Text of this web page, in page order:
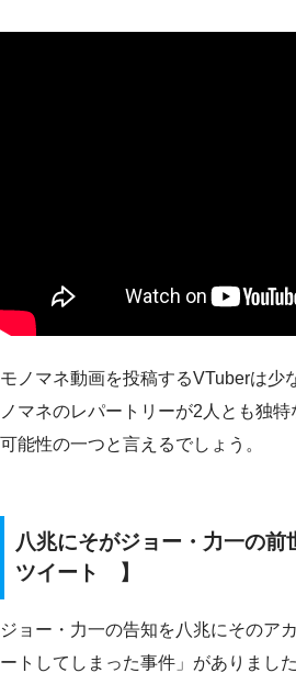
モノマネ動画を投稿するVTuberは少
ノマネのレパートリーが2人とも独
可能性の一つと言えるでしょう。
八兆にそがジョー・力一の
ツイート 】
ジョー・力一の告知を八兆にそのア
ートしてしまった事件」がありました